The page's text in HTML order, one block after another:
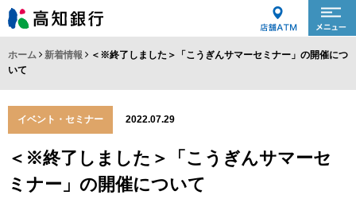
ホーム 新着情報
＜※終了しました＞「こうぎんサマーセミナー」の開催につ
いて
イベント・セミナー 2022.07.29
＜※終了しました＞「こうぎんサマーセ
ミナー」の開催について